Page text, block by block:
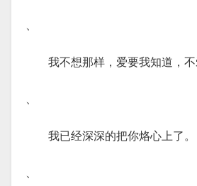
、
我不想那样，爱要我知道，
、
我已经深深的把你烙心上了。
、